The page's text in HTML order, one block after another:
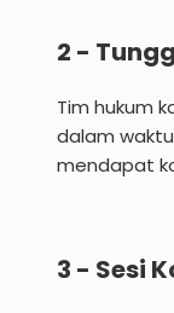
2 -
Tim hukum
dalam waktu
mendapat
3 - Sesi